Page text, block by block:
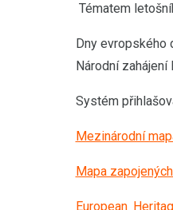
Tématem
Dny evropského
Národní
Systém
Mezinárodní
Mapa
European